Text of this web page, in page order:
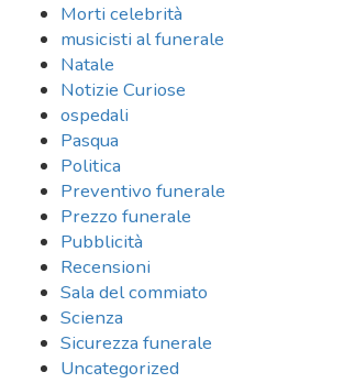
Morti celebrità
musicisti al funerale
Natale
Notizie Curiose
ospedali
Pasqua
Politica
Preventivo funerale
Prezzo funerale
Pubblicità
Recensioni
Sala del commiato
Scienza
Sicurezza funerale
Uncategorized